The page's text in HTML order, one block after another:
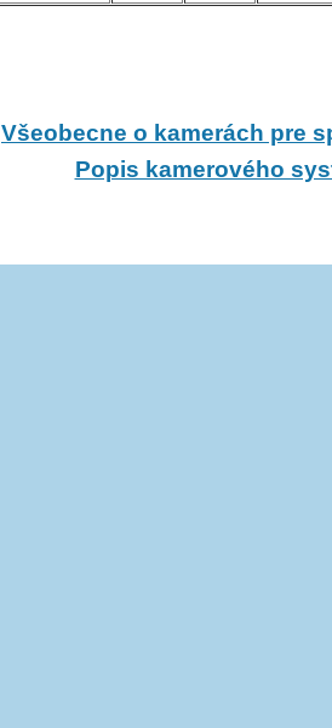
Všeobecne o kamerách pre
Popis kamerového